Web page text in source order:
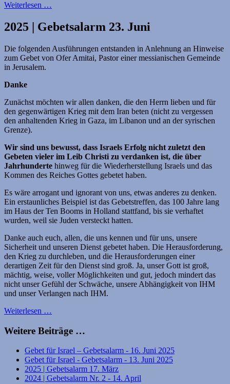
Weiterlesen …
2025 | Gebetsalarm 23. Juni
Die folgenden Ausführungen entstanden in Anlehnung an Hinweise
zum Gebet von Ofer Amitai, Pastor einer messianischen Gemeinde
in Jerusalem.
Danke
Zunächst möchten wir allen danken, die den Herrn lieben und für
den gegenwärtigen Krieg mit dem Iran beten (nicht zu vergessen
den anhaltenden Krieg in Gaza, im Libanon und an der syrischen
Grenze).
Wir sind uns bewusst, dass Israels Erfolg nicht zuletzt den
Gebeten vieler im Leib Christi zu verdanken ist, die über
Jahrhunderte hinweg für die Wiederherstellung Israels und das
Kommen des Reiches Gottes gebetet haben.
Es wäre arrogant und ignorant von uns, etwas anderes zu denken.
Ein erstaunliches Beispiel ist das Gebetstreffen, das 100 Jahre lang
im Haus der Ten Booms in Holland stattfand, bis sie verhaftet
wurden, weil sie Juden versteckt hatten.
Danke auch euch, allen, die uns kennen und für uns, unsere
Sicherheit und unseren Dienst gebetet haben. Die Herausforderung,
den Krieg zu durchleben, und die Herausforderungen einer
derartigen Zeit für den Dienst sind groß. Ja, unser Gott ist groß,
mächtig, weise, voller Möglichkeiten und gut, jedoch mindert das
nicht unser Gefühl der Schwäche, unsere Abhängigkeit von IHM
und unser Verlangen nach IHM.
Weiterlesen …
Weitere Beiträge …
Gebet für Israel – Gebetsalarm - 16. Juni 2025
Gebet für Israel - Gebetsalarm - 13. Juni 2025
2025 | Gebetsalarm 17. März
2024 | Gebetsalarm Nr. 2 - 14. April